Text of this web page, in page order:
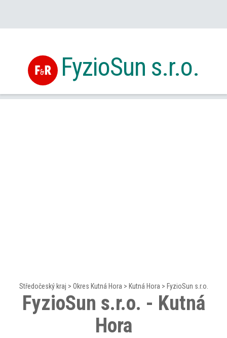
FyzioSun s.r.o.
Středočeský kraj > Okres Kutná Hora > Kutná Hora > FyzioSun s.r.o.
FyzioSun s.r.o. - Kutná
Hora